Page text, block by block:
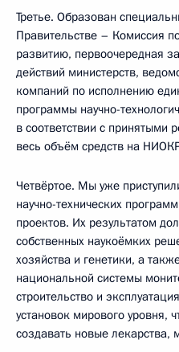
Третье. Образован
Правительстве – Комиссия
развитию, первоочередная
действий министерств,
компаний по исполнению
программы научно-
в соответствии с принятыми
весь объём средств на
Четвёртое. Мы уже
научно-технических
проектов. Их результатом
собственных наукоёмких
хозяйства и генетики, а
национальной системы
строительство и
установок мирового уровня,
создавать новые лекарства,